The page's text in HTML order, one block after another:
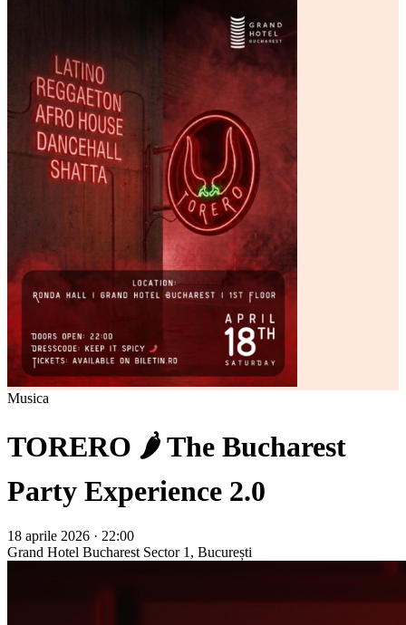
Musica
TORERO 🌶️ The Bucharest
Party Experience 2.0
18 aprile 2026 · 22:00
Grand Hotel Bucharest Sector 1, București